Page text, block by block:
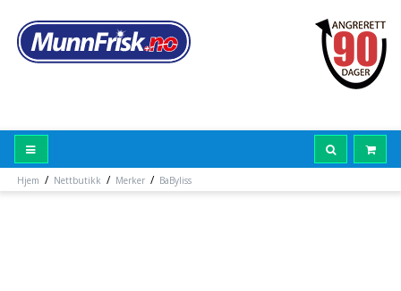
Hjem / Nettbutikk / Merker / BaByliss